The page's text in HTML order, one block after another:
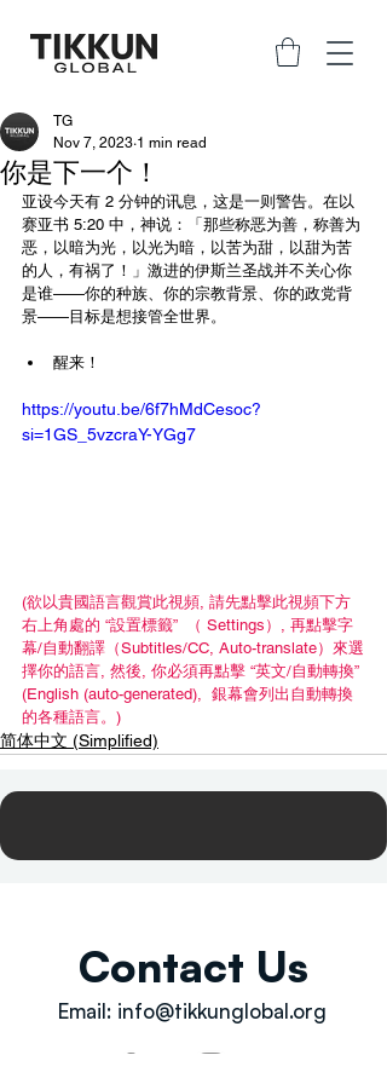
你是下一个！
TG
Nov 7, 2023 1 min read
亚设今天有 2 分钟的讯息，这是一则警告。在以
赛亚书 5:20 中，神说：「那些称恶为善，称善为
恶，以暗为光，以光为暗，以苦为甜，以甜为苦
的人，有祸了！」激进的伊斯兰圣战并不关心你
是谁——你的种族、你的宗教背景、你的政党背
景——目标是想接管全世界。
醒来！
https://youtu.be/6f7hMdCesoc?
si=1GS_5vzcraY-YGg7
(欲以貴國語言觀賞此視頻, 請先點擊此視頻下方
右上角處的 “設置標籤”  （ Settings）, 再點擊字
幕/自動翻譯（Subtitles/CC, Auto-translate）來選
擇你的語言, 然後, 你必須再點擊 “英文/自動轉換”
(English (auto-generated),  銀幕會列出自動轉換
的各種語言。)
简体中文 (Simplified)
Contact Us
Email: info@tikkunglobal.org